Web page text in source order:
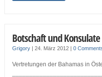
Botschaft und
Grigory| 24. März 2012 | 0
Vertretungen der Bahamas in